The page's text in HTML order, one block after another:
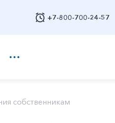
+7-800-700-24-57
собственникам